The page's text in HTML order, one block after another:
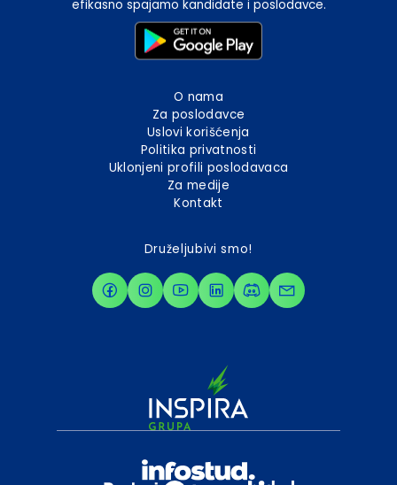
efikasno spajamo kandidate i poslodavce.
O nama
Za poslodavce
Uslovi korišćenja
Politika privatnosti
Uklonjeni profili poslodavaca
Za medije
Kontakt
Druželjubivi smo!